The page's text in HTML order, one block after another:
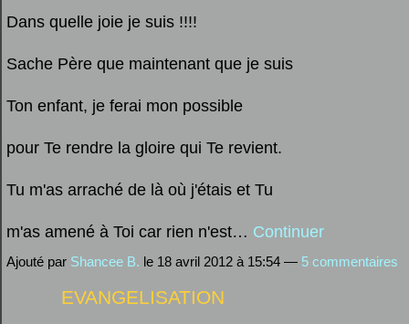
Dans quelle joie je suis !!!!
Sache Père que maintenant que je suis
Ton enfant, je ferai mon possible
pour Te rendre la gloire qui Te revient.
Tu m'as arraché de là où j'étais et Tu
m'as amené à Toi car rien n'est… Continuer
Ajouté par Shancee B. le 18 avril 2012 à 15:54 — 5 commentaires
EVANGELISATION